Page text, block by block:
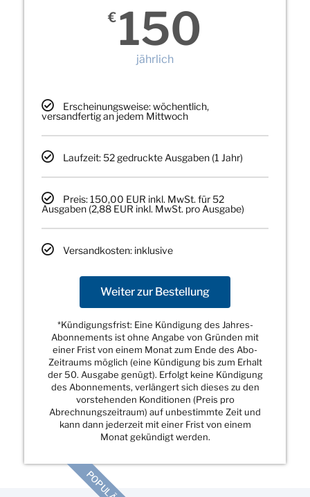
€ 150
jährlich
Erscheinungsweise: wöchentlich,
versandfertig an jedem Mittwoch
Laufzeit: 52 gedruckte Ausgaben (1 Jahr)
Preis: 150,00 EUR inkl. MwSt. für 52
Ausgaben (2,88 EUR inkl. MwSt. pro Ausgabe)
Versandkosten: inklusive
Weiter zur Bestellung
*Kündigungsfrist: Eine Kündigung des Jahres-
Abonnements ist ohne Angabe von Gründen mit
einer Frist von einem Monat zum Ende des Abo-
Zeitraums möglich (eine Kündigung bis zum Erhalt
der 50. Ausgabe genügt). Erfolgt keine Kündigung
des Abonnements, verlängert sich dieses zu den
vorstehenden Konditionen (Preis pro
Abrechnungszeitraum) auf unbestimmte Zeit und
kann dann jederzeit mit einer Frist von einem
Monat gekündigt werden.
POPULÄR